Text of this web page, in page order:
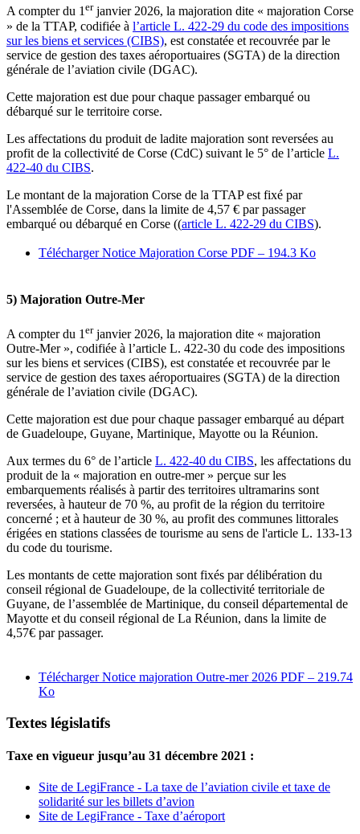
A compter du 1erjanvier 2026, la majoration dite « majoration Corse
» de la TTAP, codifiée à l’article L. 422-29 du code des impositions
sur les biens et services (CIBS), est constatée et recouvrée par le
service de gestion des taxes aéroportuaires (SGTA) de la direction
générale de l’aviation civile (DGAC).
Cette majoration est due pour chaque passager embarqué ou
débarqué sur le territoire corse.
Les affectations du produit de ladite majoration sont reversées au
profit de la collectivité de Corse (CdC) suivant le 5° de l’article L.
422-40 du CIBS.
Le montant de la majoration Corse de la TTAP est fixé par
l'Assemblée de Corse, dans la limite de 4,57 € par passager
embarqué ou débarqué en Corse ((article L. 422-29 du CIBS).
Télécharger Notice Majoration Corse PDF – 194.3 Ko
5) Majoration Outre-Mer
A compter du 1 erjanvier 2026, la majoration dite « majoration
Outre-Mer », codifiée à l’article L. 422-30 du code des impositions
sur les biens et services (CIBS), est constatée et recouvrée par le
service de gestion des taxes aéroportuaires (SGTA) de la direction
générale de l’aviation civile (DGAC).
Cette majoration est due pour chaque passager embarqué au départ
de Guadeloupe, Guyane, Martinique, Mayotte ou la Réunion.
Aux termes du 6° de l’article L. 422-40 du CIBS, les affectations du
produit de la « majoration en outre-mer » perçue sur les
embarquements réalisés à partir des territoires ultramarins sont
reversées, à hauteur de 70 %, au profit de la région du territoire
concerné ; et à hauteur de 30 %, au profit des communes littorales
érigées en stations classées de tourisme au sens de l'article L. 133-13
du code du tourisme.
Les montants de cette majoration sont fixés par délibération du
conseil régional de Guadeloupe, de la collectivité territoriale de
Guyane, de l’assemblée de Martinique, du conseil départemental de
Mayotte et du conseil régional de La Réunion, dans la limite de
4,57€ par passager.
Télécharger Notice majoration Outre-mer 2026 PDF – 219.74
Ko
Textes législatifs
Taxe en vigueur jusqu’au 31 décembre 2021 :
Site de LegiFrance - La taxe de l’aviation civile et taxe de
solidarité sur les billets d’avion
Site de LegiFrance - Taxe d’aéroport